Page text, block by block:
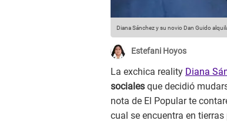
Diana Sánchez y su novio Dan Guido
Estefani Hoyos
La exchica reality Diana
sociales que decidió
nota de El Popular te
cual se encuentra en tierras